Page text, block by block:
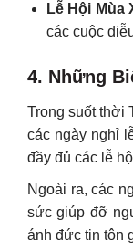
Lễ Hội Mùa
các cuộc
4. Những
Trong suốt thời
các ngày nghỉ
đầy đủ các lễ
Ngoài ra, các
sức giúp đỡ
ánh đức tin tôn